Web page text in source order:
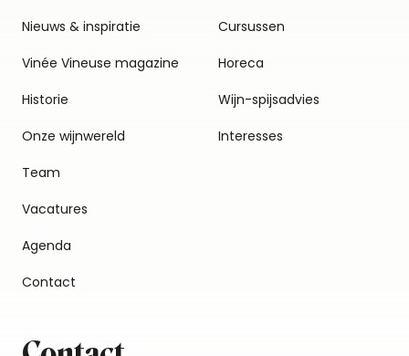
Nieuws & inspiratie
Vinée Vineuse magazine
Historie
Onze wijnwereld
Team
Vacatures
Agenda
Contact
Cursussen
Horeca
Wijn-spijsadvies
Interesses